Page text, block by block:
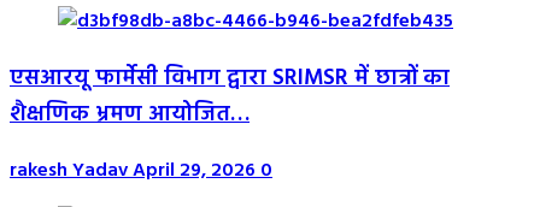
एसआरयू फार्मेसी विभाग द्वारा SRIMSR में छात्रों का
शैक्षणिक भ्रमण आयोजित…
rakesh YadavApril 29, 20260